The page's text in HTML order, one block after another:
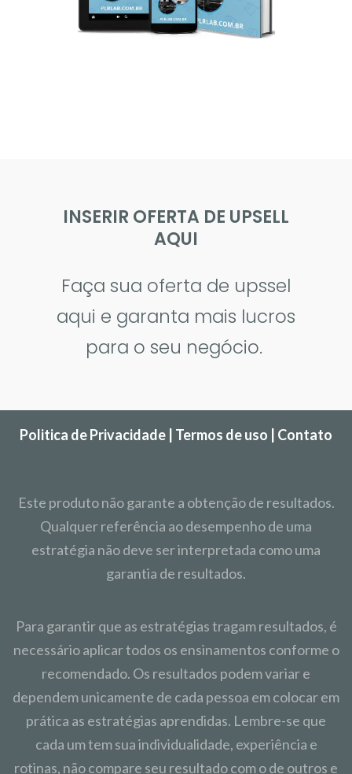
INSERIR OFERTA DE UPSELL
AQUI
Faça sua oferta de upssel
aqui e garanta mais lucros
para o seu negócio.
Politica de Privacidade | Termos de uso | Contato
Este produto não garante a obtenção de resultados.
Qualquer referência ao desempenho de uma
estratégia não deve ser interpretada como uma
garantia de resultados.
Para garantir que as estratégias tragam resultados, é
necessário aplicar todos os ensinamentos conforme o
recomendado. Os resultados podem variar e
dependem unicamente de cada pessoa em colocar em
prática as estratégias aprendidas. Lembre-se que
cada um tem sua individualidade, experiência e
rotinas, não compare seu resultado com o de outros e